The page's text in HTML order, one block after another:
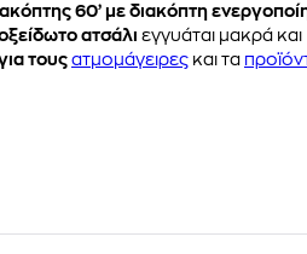
60’ με διακόπτη
ατσάλι εγγυάται μακρά και
τους ατμομάγειρες και τα